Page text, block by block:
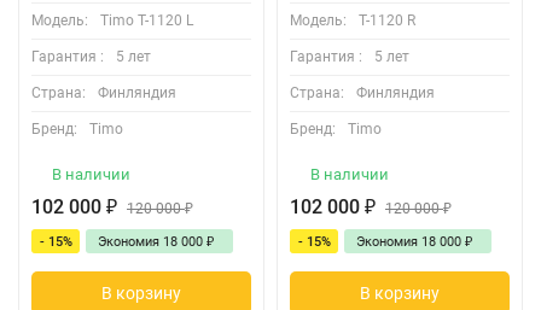
Модель: Timo T-1120 L
Гарантия : 5 лет
Страна: Финляндия
Бренд: Timo
В наличии
102 000 ₽ 120 000₽
- 15% Экономия 18 000 ₽
В корзину
Модель: T-1120 R
Гарантия : 5 лет
Страна: Финляндия
Бренд: Timo
В наличии
102 000 ₽ 120 000₽
- 15% Экономия 18 000 ₽
В корзину